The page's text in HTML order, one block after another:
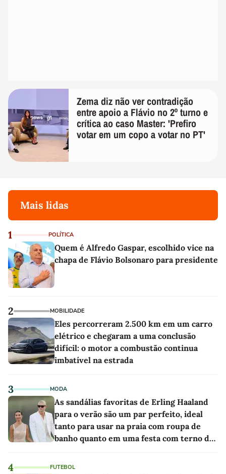
Zema diz não ver contradição
entre apoio a Flávio no 2º turno e
crítica ao caso Master: 'Prefiro
votar em um copo a votar no PT'
Mais lidas
1 POLÍTICA
Quem é Alfredo Gaspar, escolhido vice na
chapa de Flávio Bolsonaro para presidente
2 MOBILIDADE
Eles percorreram 2.500 km em um carro
elétrico e chegaram a uma conclusão
difícil: o motor a combustão continua
imbatível na estrada
3 MODA
As sandálias favoritas de Erling Haaland
para o verão são um par perfeito, ideal
tanto para usar na praia com roupa de
banho quanto em uma festa com terno de
4 FUTEBOL